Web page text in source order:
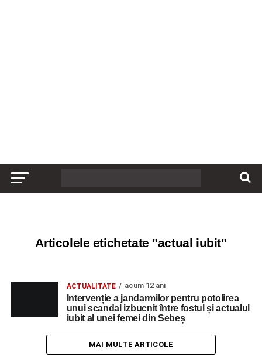
Articolele etichetate "actual iubit"
ACTUALITATE acum 12 ani
Intervenție a jandarmilor pentru potolirea
unui scandal izbucnit între fostul și actualul
iubit al unei femei din Sebeș
MAI MULTE ARTICOLE